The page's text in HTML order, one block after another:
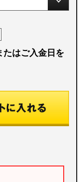
はご入金日を